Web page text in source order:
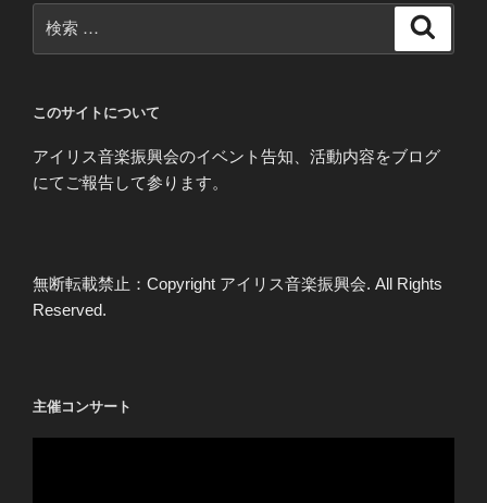
索:
このサイトについて
アイリス音楽振興会のイベント告知、活動内容をブログ
にてご報告して参ります。
無断転載禁止：Copyright アイリス音楽振興会. All Rights
Reserved.
主催コンサート